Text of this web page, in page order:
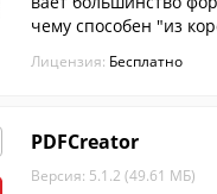
чему способен "из
дить любые видео
я в дополнительных
Лицензия: Бесплатно
PDFCreator
Версия: 5.1.2 (49.61 МБ)